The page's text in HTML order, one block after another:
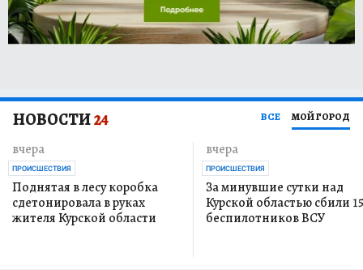
НОВОСТИ24 ВСЕ МОЙ ГОРОД
вчера
ПРОИСШЕСТВИЯ
Поднятая в лесу коробка
сдетонировала в руках
жителя Курской области
вчера
ПРОИСШЕСТВИЯ
За минувшие сутки над
Курской областью сбили
беспилотников ВСУ